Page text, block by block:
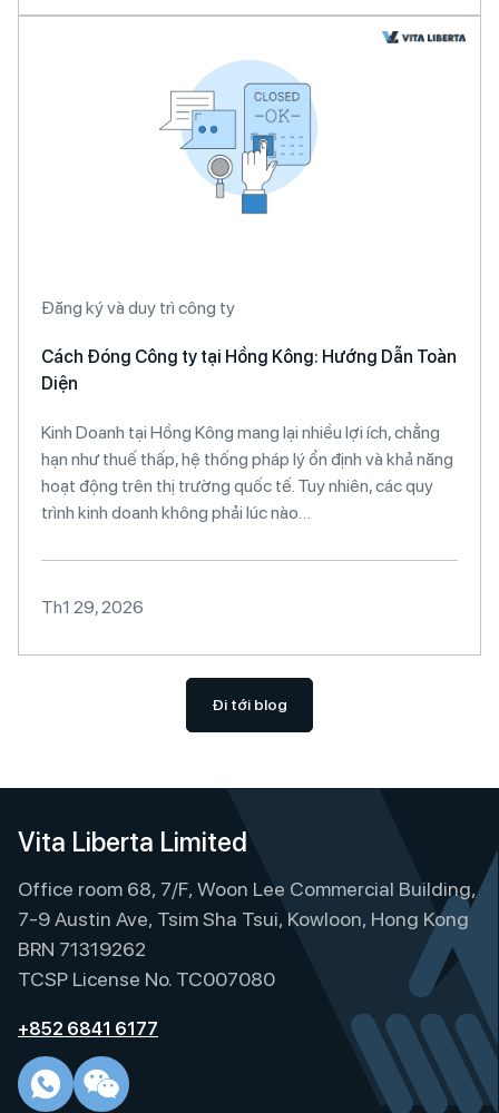
Đăng ký và duy trì công ty
Cách Đóng Công ty tại Hồng Kông: Hướng Dẫn Toàn
Diện
Kinh Doanh tại Hồng Kông mang lại nhiều lợi ích, chẳng
hạn như thuế thấp, hệ thống pháp lý ổn định và khả năng
hoạt động trên thị trường quốc tế. Tuy nhiên, các quy
trình kinh doanh không phải lúc nào…
Th1 29, 2026
Đi tới blog
Vita Liberta Limited
Office room 68, 7/F, Woon Lee Commercial Building,
7-9 Austin Ave, Tsim Sha Tsui, Kowloon, Hong Kong
BRN 71319262
TCSP License No. TC007080
+852 6841 6177